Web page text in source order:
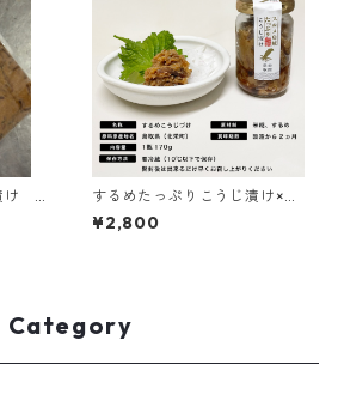
け
するめたっぷりこうじ漬け×３
瓶
¥2,800
Category